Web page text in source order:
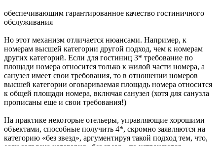
обеспечивающим гарантированное качество гостиничного
обслуживания
Но этот механизм отличается нюансами. Например, к
номерам высшей категории другой подход, чем к номерам
других категорий. Если для гостиниц 3* требование по
площади номера относится только к жилой части номера, а
санузел имеет свои требования, то в отношении номеров
высшей категории оговариваемая площадь номера относится
к общей площади номера, включая санузел (хотя для санузла
прописаны еще и свои требования!)
На практике некоторые отельеры, управляющие хорошими
объектами, способные получить 4*, скромно заявляются на
категорию «без звезд», аргументируя такой подход тем, что,